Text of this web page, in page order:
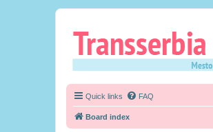
Quick links FAQ
Board index